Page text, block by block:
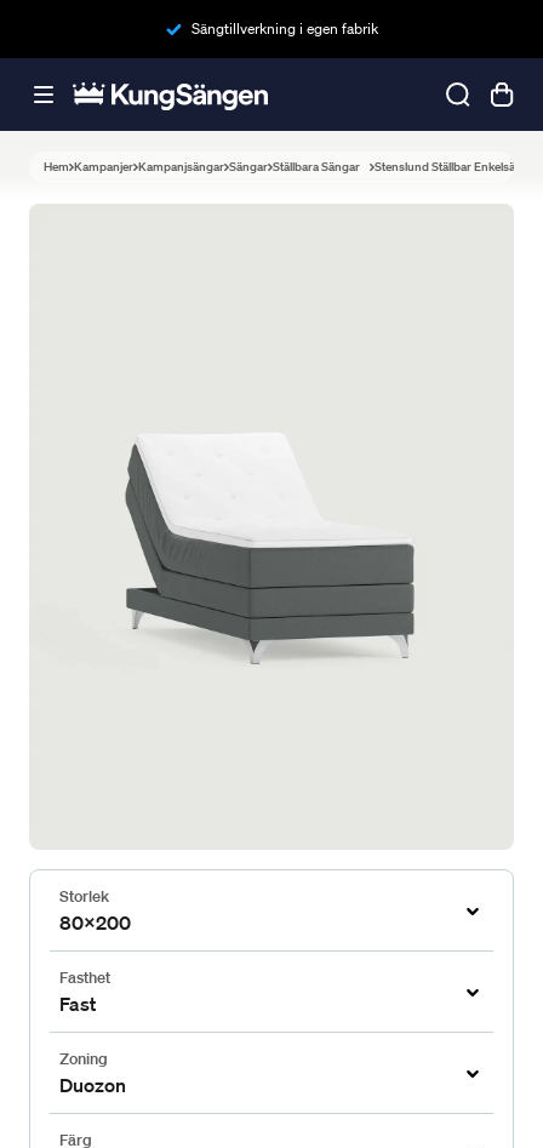
Sängtillverkning i egen fabrik
Hem Kampanjer Kampanjsängar Sängar Ställbara Sängar Stenslund Ställbar Enkelsäng
Storlek
80x200
Fasthet
Fast
Zoning
Duozon
Färg